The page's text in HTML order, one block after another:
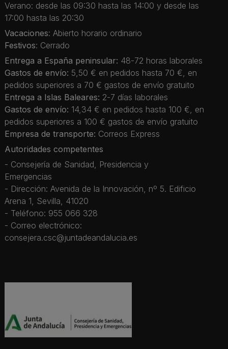
Verano: desde las 09:30 hasta las 14:00 y desde las
17:00 hasta las 20:30
Vacaciones: Abierto horario ordinario
Festivos: Cerrado
Entrega a España peninsular: 48-72 horas laborales
Gastos de envío: 5,50 € en pedidos hasta 70 €, en
pedidos superiores a 70 € gastos de envío gratuito
Entrega a Islas Baleares: 2-7 días laborales
Gastos de envío: 14,34 € en pedidos hasta 100 €, en
pedidos superiores a 100 € gastos de envío gratuito
Empresa de transporte: Correos Express
Autoridades competentes
- Consejería de Sanidad, Presidencia y
Emergencias
- Dirección: Avenida de la Innovación, nº 5. Edificio
Arena 1, Sevilla, 41020
- Teléfono: 955 066 328
- Correo electrónico:
consejera.csc@juntadeandalucia.es